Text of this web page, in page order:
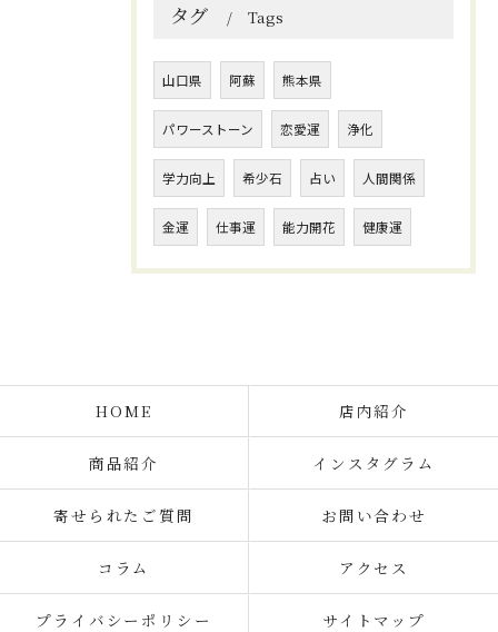
タグ Tags
山口県 阿蘇 熊本県
パワーストーン 恋愛運 浄化
学力向上 希少石 占い 人間関係
金運 仕事運 能力開花 健康運
HOME 店内紹介
商品紹介 インスタグラム
寄せられたご質問 お問い合わせ
コラム アクセス
プライバシーポリシー サイトマップ